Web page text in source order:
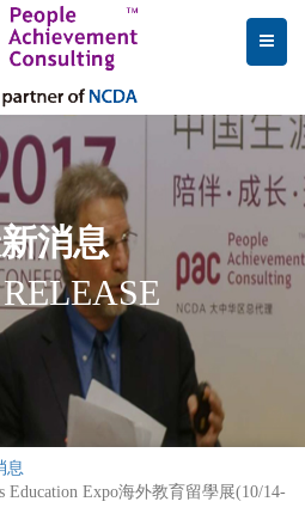
消息
息
Education Expo海外教育留學展(10/14-